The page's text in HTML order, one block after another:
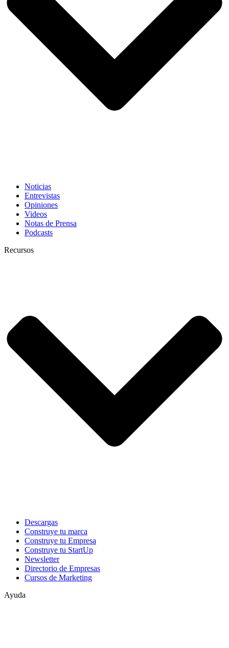
Noticias
Entrevistas
Opiniones
Videos
Notas de Prensa
Podcasts
Recursos
Descargas
Construye tu marca
Construye tu Empresa
Construye tu StartUp
Newsletter
Directorio de Empresas
Cursos de Marketing
Ayuda